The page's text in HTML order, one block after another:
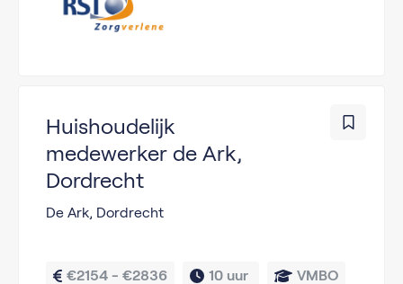
Huishoudelijk
medewerker de Ark,
Dordrecht
De Ark, Dordrecht
€2154 - €2836 10 uur VMBO